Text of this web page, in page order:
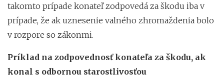
takomto prípade konateľ zodpovedá za škodu iba v
prípade, že ak uznesenie valného zhromaždenia bolo
v rozpore so zákonmi.
Príklad na zodpovednosť konateľa za škodu, ak
konal s odbornou starostlivosťou